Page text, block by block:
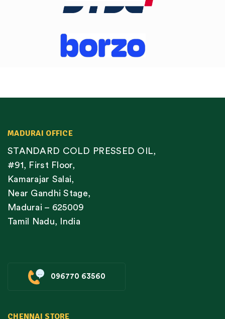
MADURAI OFFICE
STANDARD COLD PRESSED OIL,
#91, First Floor,
Kamarajar Salai,
Near Gandhi Stage,
Madurai – 625009
Tamil Nadu, India
096770 63560
CHENNAI STORE